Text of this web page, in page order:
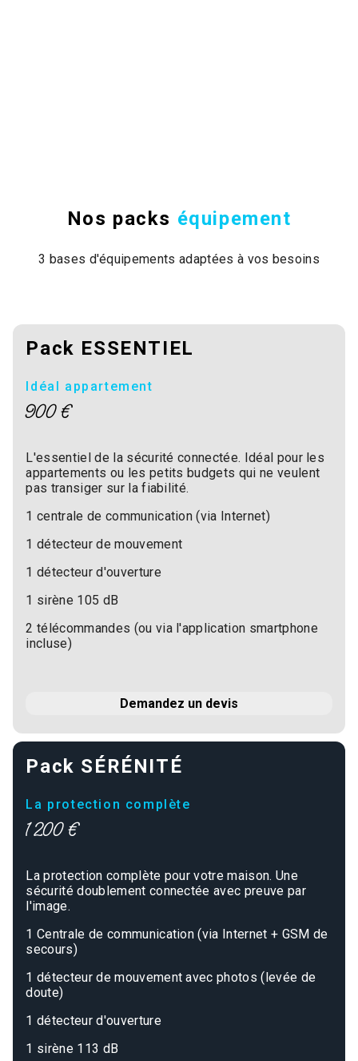
Nos packs équipement
3 bases d'équipements adaptées à vos besoins
Pack ESSENTIEL
Idéal appartement
900 €
L'essentiel de la sécurité connectée. Idéal pour les
appartements ou les petits budgets qui ne veulent
pas transiger sur la fiabilité.
1 centrale de communication (via Internet)
1 détecteur de mouvement
1 détecteur d'ouverture
1 sirène 105 dB
2 télécommandes (ou via l'application smartphone
incluse)
Demandez un devis
Pack SÉRÉNITÉ
La protection complète
1 200 €
La protection complète pour votre maison. Une
sécurité doublement connectée avec preuve par
l'image.
1 Centrale de communication (via Internet + GSM de
secours)
1 détecteur de mouvement avec photos (levée de
doute)
1 détecteur d'ouverture
1 sirène 113 dB